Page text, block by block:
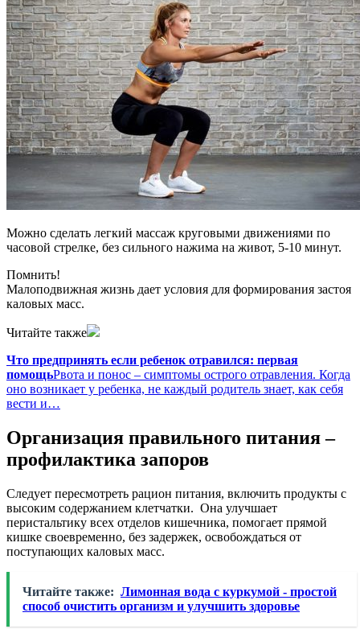
Можно сделать легкий массаж круговыми движениями по
часовой стрелке, без сильного нажима на живот, 5-10 минут.
Помнить!
Малоподвижная жизнь дает условия для формирования застоя
каловых масс.
Читайте также
Что предпринять если ребенок отравился: первая
помощьРвота и понос – симптомы острого отравления. Когда
оно возникает у ребенка, не каждый родитель знает, как себя
вести и…
Организация правильного питания –
профилактика запоров
Следует пересмотреть рацион питания, включить продукты с
высоким содержанием клетчатки. Она улучшает
перистальтику всех отделов кишечника, помогает прямой
кишке своевременно, без задержек, освобождаться от
поступающих каловых масс.
Читайте также: Лимонная вода с куркумой - простой
способ очистить организм и улучшить здоровье